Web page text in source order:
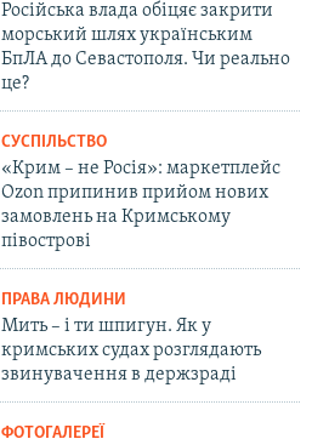
Російська влада обіцяє закрити
морський шлях українським
БпЛА до Севастополя. Чи реально
це?
СУСПІЛЬСТВО
«Крим – не Росія»: маркетплейс
Ozon припинив прийом нових
замовлень на Кримському
півострові
ПРАВА ЛЮДИНИ
Мить – і ти шпигун. Як у
кримських судах розглядають
звинувачення в держзраді
ФОТОГАЛЕРЕЇ